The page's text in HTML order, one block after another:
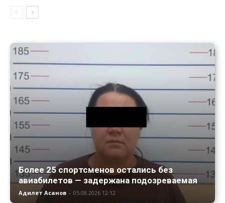
Более 25 спортсменов остались без
авиабилетов — задержана подозреваемая
Адилет Асанов - 05.08.2026 12:12